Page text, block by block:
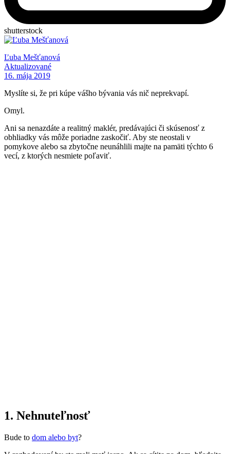
shutterstock
Ľuba Mešťanová
Aktualizované
16. mája 2019
Myslíte si, že pri kúpe vášho bývania vás nič neprekvapí.
Omyl.
Ani sa nenazdáte a realitný maklér, predávajúci či skúsenosť z
obhliadky vás môže poriadne zaskočiť. Aby ste neostali v
pomykove alebo sa zbytočne neunáhlili majte na pamäti týchto 6
vecí, z ktorých nesmiete poľaviť.
1. Nehnuteľnosť
Bude to dom alebo byt?